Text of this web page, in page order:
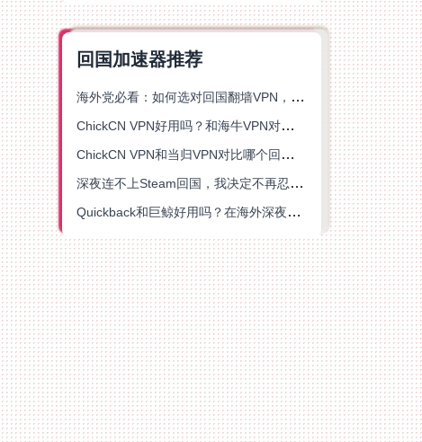
回国加速器推荐
海外党必看：如何选对回国翻墙VPN，无缝解锁国内资源？
ChickCN VPN好用吗？和海牛VPN对比哪个回国效果更好？
ChickCN VPN和当归VPN对比哪个回国效果更好？海外党亲测后选了它
深夜连不上Steam回国，我决定不再忍受这数字鸿沟
Quickback和巨鲸好用吗？在海外深夜想刷B站、追爱奇艺的你，或许正需要这份答案